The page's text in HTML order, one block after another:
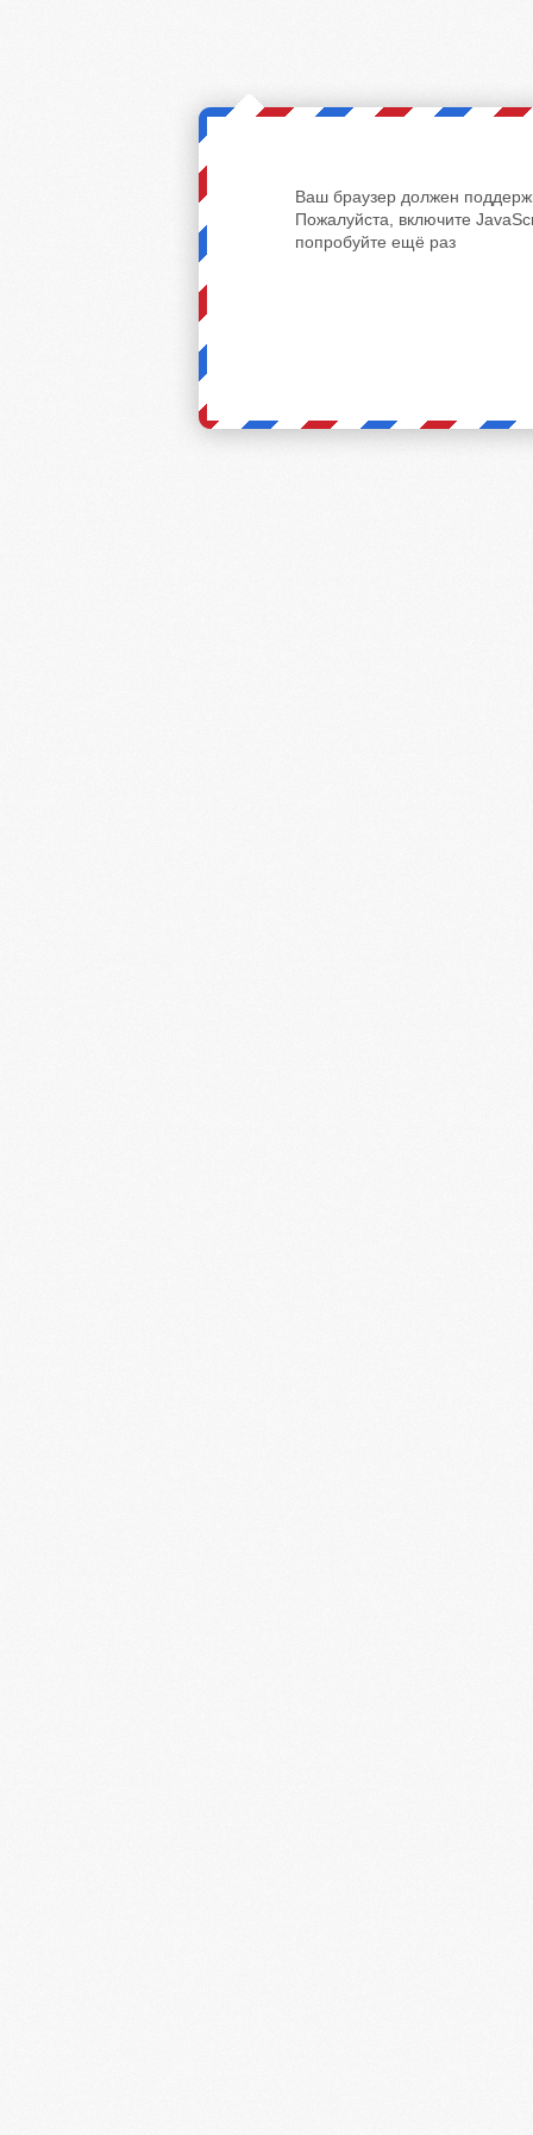
Ваш браузер должен
Пожалуйста, включите
попробуйте ещё раз